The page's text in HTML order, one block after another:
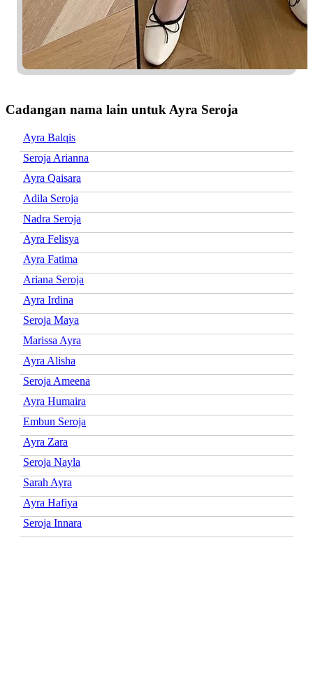
Cadangan nama lain untuk Ayra Seroja
Ayra Balqis
Seroja Arianna
Ayra Qaisara
Adila Seroja
Nadra Seroja
Ayra Felisya
Ayra Fatima
Ariana Seroja
Ayra Irdina
Seroja Maya
Marissa Ayra
Ayra Alisha
Seroja Ameena
Ayra Humaira
Embun Seroja
Ayra Zara
Seroja Nayla
Sarah Ayra
Ayra Hafiya
Seroja Innara